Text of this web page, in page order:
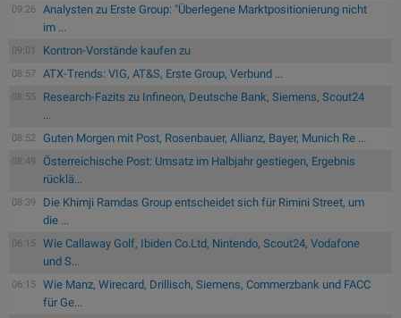
09:26
Analysten zu Erste Group: "Überlegene Marktpositionierung nicht
im ...
09:01 Kontron-Vorstände kaufen zu
08:57 ATX-Trends: VIG, AT&S, Erste Group, Verbund ...
08:55
Research-Fazits zu Infineon, Deutsche Bank, Siemens, Scout24
...
08:52 Guten Morgen mit Post, Rosenbauer, Allianz, Bayer, Munich Re ...
08:49
Österreichische Post: Umsatz im Halbjahr gestiegen, Ergebnis
rücklä...
08:39
Die Khimji Ramdas Group entscheidet sich für Rimini Street, um
die ...
06:15
Wie Callaway Golf, Ibiden Co.Ltd, Nintendo, Scout24, Vodafone
und S...
06:15
Wie Manz, Wirecard, Drillisch, Siemens, Commerzbank und FACC
für Ge...